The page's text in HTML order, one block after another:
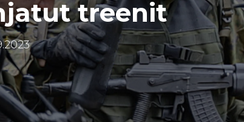
treenit